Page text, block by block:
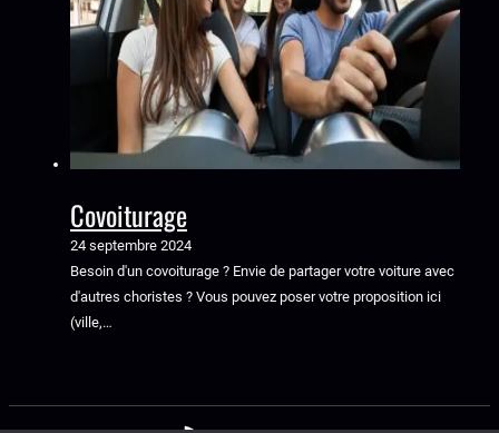
Covoiturage
24 septembre 2024
Besoin d'un covoiturage ? Envie de partager votre voiture avec
d'autres choristes ? Vous pouvez poser votre proposition ici
(ville,…